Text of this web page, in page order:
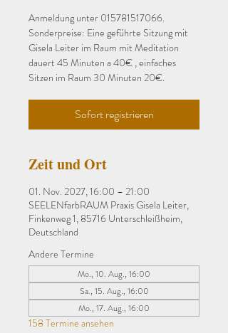
Anmeldung unter 015781517066.
Sonderpreise: Eine geführte Sitzung mit
Gisela Leiter im Raum mit Meditation
dauert 45 Minuten a 40€ , einfaches
Sitzen im Raum 30 Minuten 20€.
Sofort registrieren
Zeit und Ort
01. Nov. 2027, 16:00 – 21:00
SEELENfarbRAUM Praxis Gisela Leiter,
Finkenweg 1, 85716 Unterschleißheim,
Deutschland
Andere Termine
Mo., 10. Aug., 16:00
Sa., 15. Aug., 16:00
Mo., 17. Aug., 16:00
158 Termine ansehen